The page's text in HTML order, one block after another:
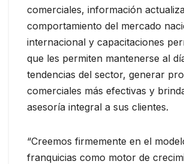
comerciales, información
comportamiento del mercado
internacional y capacitaciones
que les permiten mantenerse al
tendencias del sector, generar
comerciales más efectivas y
asesoría integral a sus clientes.
“Creemos firmemente en el
franquicias como motor de